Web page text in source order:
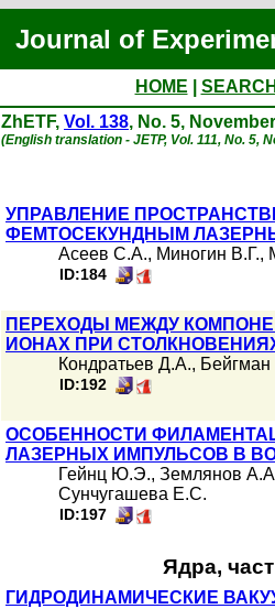
Journal of
HOME
ZhETF, Vol. 138, No. 5,
(English translation - JETP, Vol. 111, No. 5,
УПРАВЛЕНИЕ
ФЕМТОСЕКУНДНЫМ
Асеев С.А., Миногин В.Г.,
ID:184
ПЕРЕХОДЫ МЕЖДУ
ИОНАХ ПРИ
Кондратьев Д.А.,
ID:192
ОСОБЕННОСТИ
ЛАЗЕРНЫХ ИМПУЛЬСОВ В
Гейнц Ю.Э., Землянов
Сунчугашева Е.С.
ID:197
Ядра,
ГИДРОДИНАМИЧЕСКИЕ